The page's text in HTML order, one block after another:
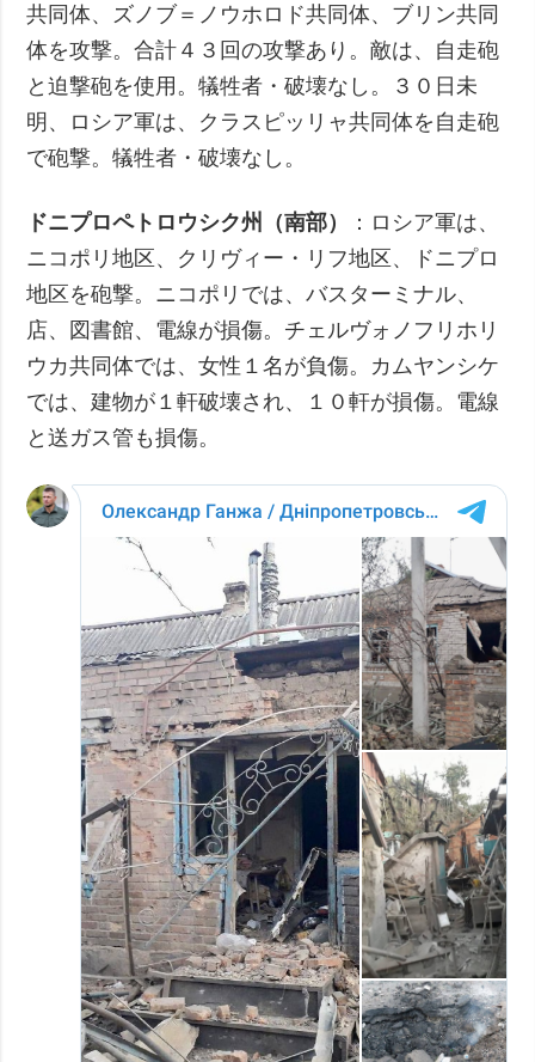
共同体、ズノブ＝ノウホロド共同体、ブリン共同
体を攻撃。合計４３回の攻撃あり。敵は、自走砲
と迫撃砲を使用。犠牲者・破壊なし。３０日未
明、ロシア軍は、クラスピッリャ共同体を自走砲
で砲撃。犠牲者・破壊なし。
ドニプロペトロウシク州（南部）
：ロシア軍は、
ニコポリ地区、クリヴィー・リフ地区、ドニプロ
地区を砲撃。ニコポリでは、バスターミナル、
店、図書館、電線が損傷。チェルヴォノフリホリ
ウカ共同体では、女性１名が負傷。カムヤンシケ
では、建物が１軒破壊され、１０軒が損傷。電線
と送ガス管も損傷。